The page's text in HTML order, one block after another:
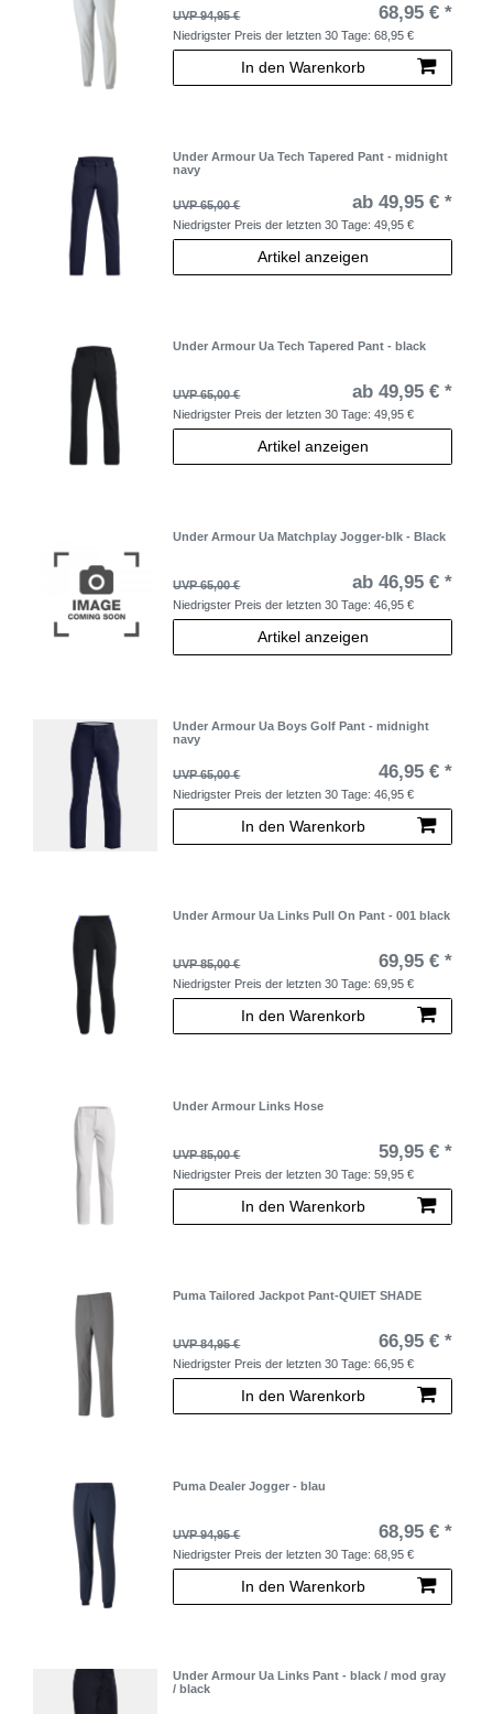
UVP 94,95 € 68,95 € *
Niedrigster Preis der letzten 30 Tage:68,95 €
In den Warenkorb
Under Armour Ua Tech Tapered Pant - midnight
navy
UVP 65,00 € ab 49,95 € *
Niedrigster Preis der letzten 30 Tage:49,95 €
Artikel anzeigen
Under Armour Ua Tech Tapered Pant - black
UVP 65,00 € ab 49,95 € *
Niedrigster Preis der letzten 30 Tage:49,95 €
Artikel anzeigen
Under Armour Ua Matchplay Jogger-blk - Black
UVP 65,00 € ab 46,95 € *
Niedrigster Preis der letzten 30 Tage:46,95 €
Artikel anzeigen
Under Armour Ua Boys Golf Pant - midnight
navy
UVP 65,00 € 46,95 € *
Niedrigster Preis der letzten 30 Tage:46,95 €
In den Warenkorb
Under Armour Ua Links Pull On Pant - 001 black
UVP 85,00 € 69,95 € *
Niedrigster Preis der letzten 30 Tage:69,95 €
In den Warenkorb
Under Armour Links Hose
UVP 85,00 € 59,95 € *
Niedrigster Preis der letzten 30 Tage:59,95 €
In den Warenkorb
Puma Tailored Jackpot Pant-QUIET SHADE
UVP 84,95 € 66,95 € *
Niedrigster Preis der letzten 30 Tage:66,95 €
In den Warenkorb
Puma Dealer Jogger - blau
UVP 94,95 € 68,95 € *
Niedrigster Preis der letzten 30 Tage:68,95 €
In den Warenkorb
Under Armour Ua Links Pant - black / mod gray
/ black